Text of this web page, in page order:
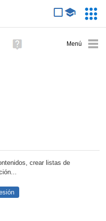
avanzada
Ayuda
(en
crear listas de